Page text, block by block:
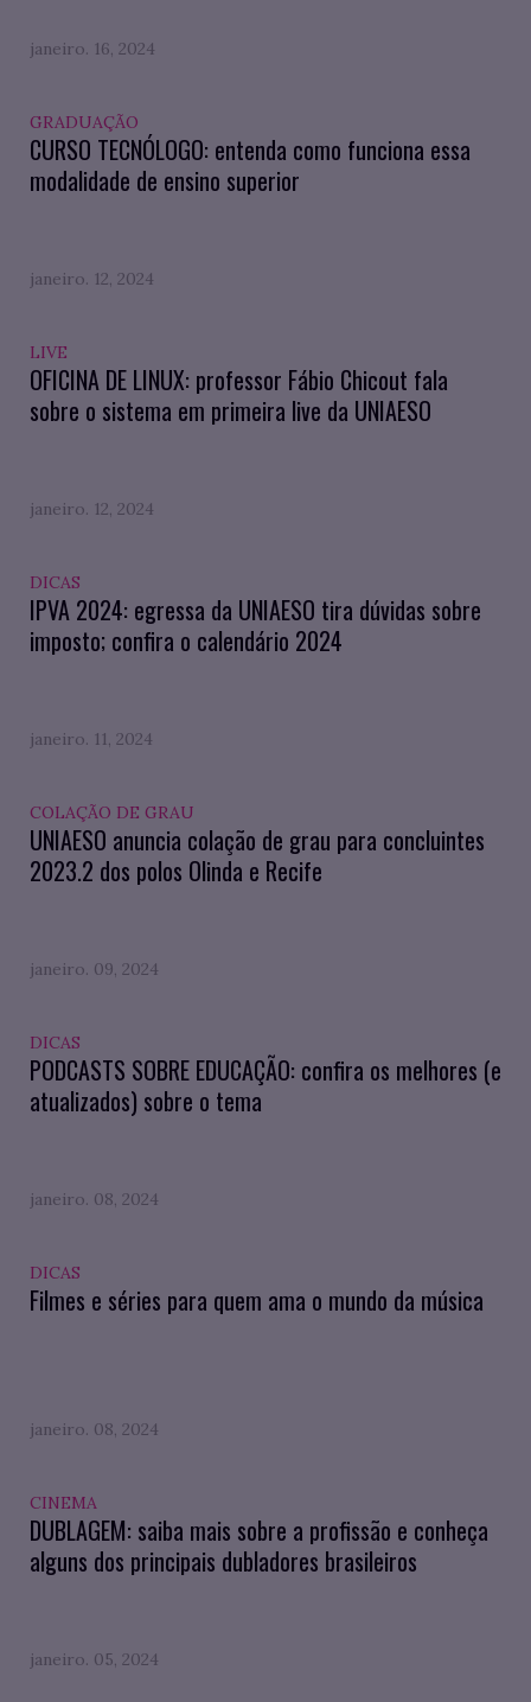
janeiro. 16, 2024
GRADUAÇÃO
CURSO TECNÓLOGO: entenda como funciona essa
modalidade de ensino superior
janeiro. 12, 2024
LIVE
OFICINA DE LINUX: professor Fábio Chicout fala
sobre o sistema em primeira live da UNIAESO
janeiro. 12, 2024
DICAS
IPVA 2024: egressa da UNIAESO tira dúvidas sobre
imposto; confira o calendário 2024
janeiro. 11, 2024
COLAÇÃO DE GRAU
UNIAESO anuncia colação de grau para concluintes
2023.2 dos polos Olinda e Recife
janeiro. 09, 2024
DICAS
PODCASTS SOBRE EDUCAÇÃO: confira os melhores (e
atualizados) sobre o tema
janeiro. 08, 2024
DICAS
Filmes e séries para quem ama o mundo da música
janeiro. 08, 2024
CINEMA
DUBLAGEM: saiba mais sobre a profissão e conheça
alguns dos principais dubladores brasileiros
janeiro. 05, 2024